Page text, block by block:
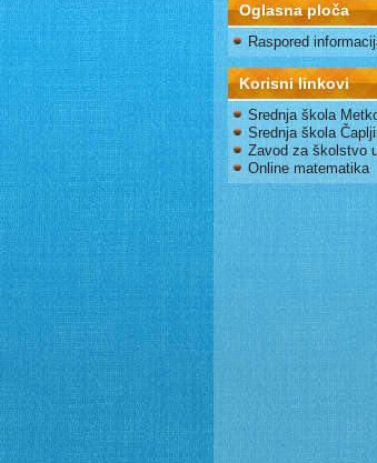
Oglasna ploča
Raspored
Korisni linkovi
Srednja škola
Srednja škola
Zavod za školstvo
Online matematika